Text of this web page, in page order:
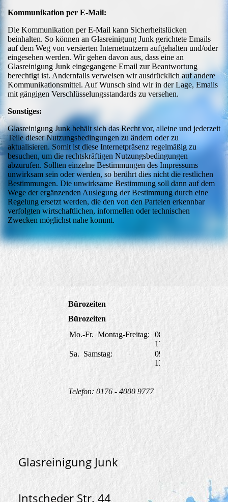
Kommunikation per E-Mail:
Die Kommunikation per E-Mail kann Sicherheitslücken
beinhalten. So können an Glasreinigung Junk gerichtete Emails
auf dem Weg von versierten Internetnutzern aufgehalten und/oder
eingesehen werden. Wir gehen davon aus, dass eine an
Glasreinigung Junk eingegangene Email zur Beantwortung
berechtigt ist. Andernfalls verweisen wir ausdrücklich auf andere
Kommunikationsmittel. Auf Wunsch sind wir in der Lage, Emails
mit gängigen Verschlüsselungsstandards zu versehen.
Sonstiges:
Glasreinigung Junk behält sich das Recht vor, alleine und jederzeit
Teile dieser Nutzungsbedingungen zu ändern oder zu
aktualisieren. Somit ist diese Internetpräsenz regelmäßig zu
besuchen, um die rechtskräftigen Nutzungsbedingungen
abzurufen. Sollten einzelne Bestimmungen des Impressums
unwirksam sein oder werden, so berührt dies nicht die restlichen
Bestimmungen. Die unwirksame Bestimmung soll dann auf dem
Wege der ergänzenden Auslegung der Bestimmung durch eine
Regelung ersetzt werden, die den von den Parteien erkennbar
verfolgten wirtschaftlichen, informellen oder technischen
Zwecken möglichst nahe kommt.
Bürozeiten
Bürozeiten
Mo.-Fr. Montag-Freitag:
08:00-
17:00
Sa. Samstag:
09:00-
13:00
Telefon: 0176 - 4000 9777
Glasreinigung Junk
Intscheder Str. 44